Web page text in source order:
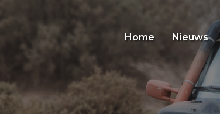
Home Nieuws